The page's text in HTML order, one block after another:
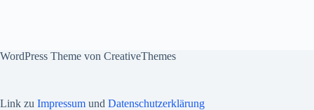
WordPress Theme von CreativeThemes
Link zu Impressum und Datenschutzerklärung